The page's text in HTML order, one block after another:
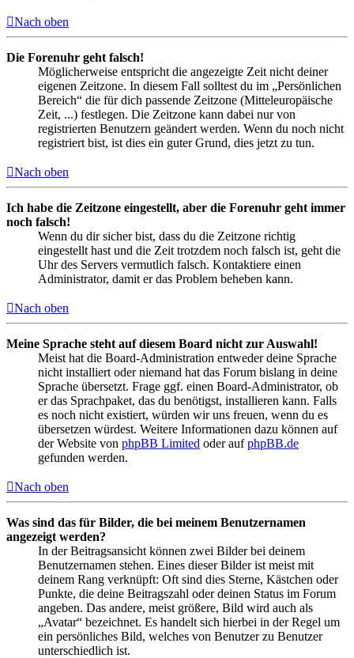
Nach oben
Die Forenuhr geht falsch!
Möglicherweise entspricht die angezeigte Zeit nicht deiner
eigenen Zeitzone. In diesem Fall solltest du im „Persönlichen
Bereich“ die für dich passende Zeitzone (Mitteleuropäische
Zeit, ...) festlegen. Die Zeitzone kann dabei nur von
registrierten Benutzern geändert werden. Wenn du noch nicht
registriert bist, ist dies ein guter Grund, dies jetzt zu tun.
Nach oben
Ich habe die Zeitzone eingestellt, aber die Forenuhr geht immer
noch falsch!
Wenn du dir sicher bist, dass du die Zeitzone richtig
eingestellt hast und die Zeit trotzdem noch falsch ist, geht die
Uhr des Servers vermutlich falsch. Kontaktiere einen
Administrator, damit er das Problem beheben kann.
Nach oben
Meine Sprache steht auf diesem Board nicht zur Auswahl!
Meist hat die Board-Administration entweder deine Sprache
nicht installiert oder niemand hat das Forum bislang in deine
Sprache übersetzt. Frage ggf. einen Board-Administrator, ob
er das Sprachpaket, das du benötigst, installieren kann. Falls
es noch nicht existiert, würden wir uns freuen, wenn du es
übersetzen würdest. Weitere Informationen dazu können auf
der Website von phpBB Limited oder aufphpBB.de
gefunden werden.
Nach oben
Was sind das für Bilder, die bei meinem Benutzernamen
angezeigt werden?
In der Beitragsansicht können zwei Bilder bei deinem
Benutzernamen stehen. Eines dieser Bilder ist meist mit
deinem Rang verknüpft: Oft sind dies Sterne, Kästchen oder
Punkte, die deine Beitragszahl oder deinen Status im Forum
angeben. Das andere, meist größere, Bild wird auch als
„Avatar“ bezeichnet. Es handelt sich hierbei in der Regel um
ein persönliches Bild, welches von Benutzer zu Benutzer
unterschiedlich ist.